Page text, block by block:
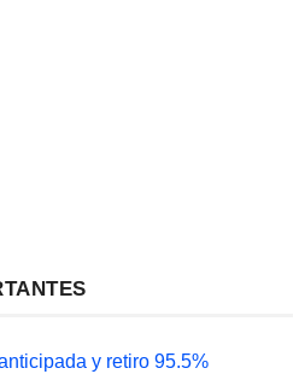
y retiro 95.5%